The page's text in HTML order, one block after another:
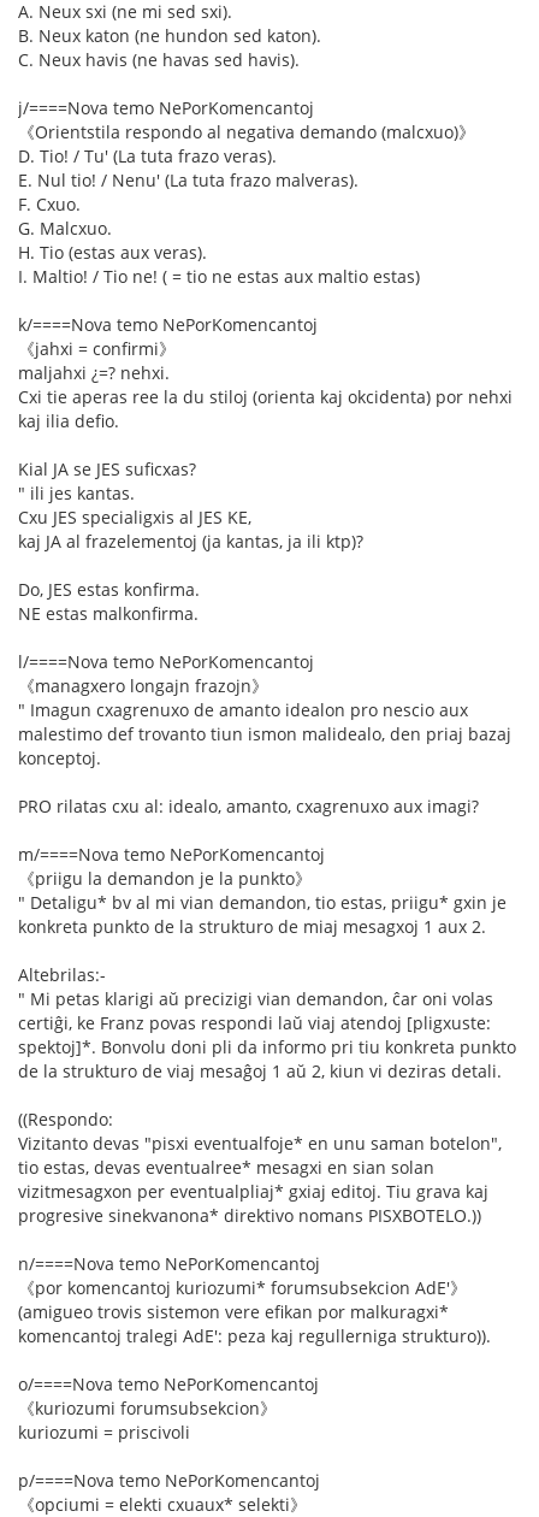
A. Neux sxi (ne mi sed sxi).
B. Neux katon (ne hundon sed katon).
C. Neux havis (ne havas sed havis).
j/====Nova temo NePorKomencantoj
《Orientstila respondo al negativa demando (malcxuo)》
D. Tio! / Tu' (La tuta frazo veras).
E. Nul tio! / Nenu' (La tuta frazo malveras).
F. Cxuo.
G. Malcxuo.
H. Tio (estas aux veras).
I. Maltio! / Tio ne! ( = tio ne estas aux maltio estas)
k/====Nova temo NePorKomencantoj
《jahxi = confirmi》
maljahxi ¿=? nehxi.
Cxi tie aperas ree la du stiloj (orienta kaj okcidenta) por nehxi
kaj ilia defio.
Kial JA se JES suficxas?
" ili jes kantas.
Cxu JES specialigxis al JES KE,
kaj JA al frazelementoj (ja kantas, ja ili ktp)?
Do, JES estas konfirma.
NE estas malkonfirma.
l/====Nova temo NePorKomencantoj
《managxero longajn frazojn》
" Imagun cxagrenuxo de amanto idealon pro nescio aux
malestimo def trovanto tiun ismon malidealo, den priaj bazaj
konceptoj.
PRO rilatas cxu al: idealo, amanto, cxagrenuxo aux imagi?
m/====Nova temo NePorKomencantoj
《priigu la demandon je la punkto》
" Detaligu* bv al mi vian demandon, tio estas, priigu* gxin je
konkreta punkto de la strukturo de miaj mesagxoj 1 aux 2.
Altebrilas:-
" Mi petas klarigi aŭ precizigi vian demandon, ĉar oni volas
certiĝi, ke Franz povas respondi laŭ viaj atendoj [pligxuste:
spektoj]*. Bonvolu doni pli da informo pri tiu konkreta punkto
de la strukturo de viaj mesaĝoj 1 aŭ 2, kiun vi deziras detali.
((Respondo:
Vizitanto devas "pisxi eventualfoje* en unu saman botelon",
tio estas, devas eventualree* mesagxi en sian solan
vizitmesagxon per eventualpliaj* gxiaj editoj. Tiu grava kaj
progresive sinekvanona* direktivo nomans PISXBOTELO.))
n/====Nova temo NePorKomencantoj
《por komencantoj kuriozumi* forumsubsekcion AdE'》
(amigueo trovis sistemon vere efikan por malkuragxi*
komencantoj tralegi AdE': peza kaj regullerniga strukturo)).
o/====Nova temo NePorKomencantoj
《kuriozumi forumsubsekcion》
kuriozumi = priscivoli
p/====Nova temo NePorKomencantoj
《opciumi = elekti cxuaux* selekti》